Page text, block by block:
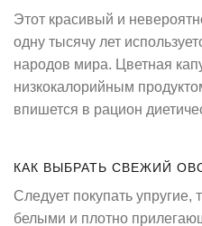
Этот красивый и
одну тысячу лет
народов мира. Цветная
низкокалорийным
впишется в рацион
КАК ВЫБРАТЬ СВЕЖИЙ
Следует покупать
белыми и плотно